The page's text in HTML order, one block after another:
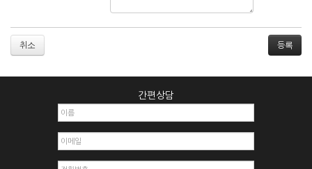
거절하거나 취소할 수 있으며, 실명으로 등록하지 않은 자의 일
2. 개인정보를 허위로 기재하여 신청할 경우
3. 경쟁 관게에 있는 이용자가 신청할 경우
4. 타인의 서비스 이용을 방해하거나, 정보를 도용한 경우
6. 이용자가 영업활동 또는 부정한 용도로 본 서비스를 이용할
취소
간편상담